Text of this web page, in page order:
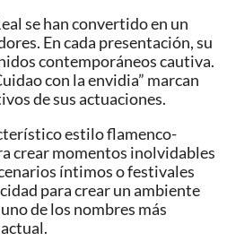
se han convertido en un
En cada presentación, su
contemporáneos cautiva.
con la envidia” marcan
de sus actuaciones.
estilo flamenco-
crear momentos inolvidables
íntimos o festivales
para crear un ambiente
de los nombres más